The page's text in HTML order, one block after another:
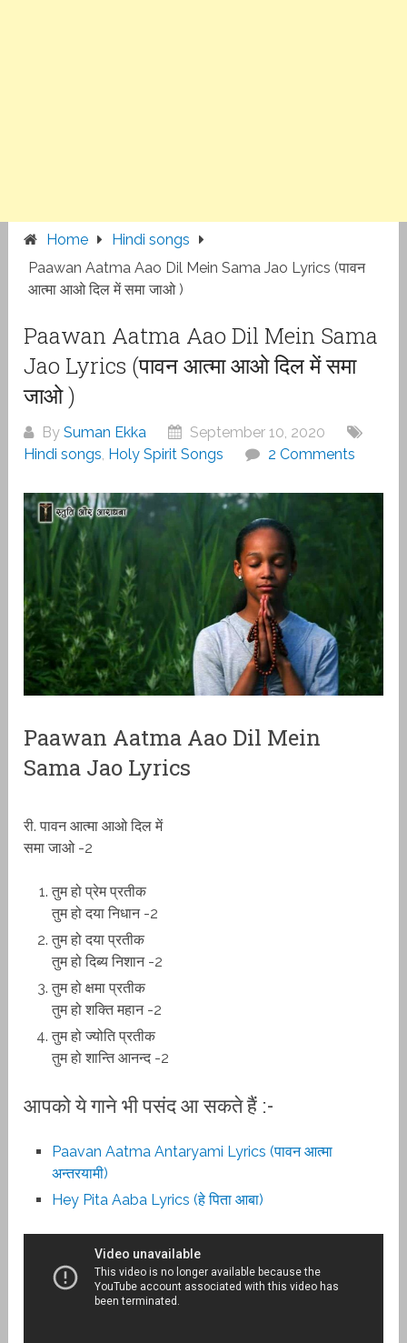
Home
Hindi songs
Paawan Aatma Aao Dil Mein Sama Jao Lyrics (पावन
आत्मा आओ दिल में समा जाओ )
Paawan Aatma Aao Dil Mein Sama
Jao Lyrics (पावन आत्मा आओ दिल में समा
जाओ )
BySuman Ekka
September 10, 2020
Hindi songs, Holy Spirit Songs 2 Comments
Paawan Aatma Aao Dil Mein
Sama Jao Lyrics
री. पावन आत्मा आओ दिल में
समा जाओ -2
तुम हो प्रेम प्रतीक
तुम हो दया निधान -2
तुम हो दया प्रतीक
तुम हो दिब्य निशान -2
तुम हो क्षमा प्रतीक
तुम हो शक्ति महान -2
तुम हो ज्योति प्रतीक
तुम हो शान्ति आनन्द -2
आपको ये गाने भी पसंद आ सकते हैं :-
Paavan Aatma Antaryami Lyrics (पावन आत्मा
अन्तरयामी)
Hey Pita Aaba Lyrics (हे पिता आबा)